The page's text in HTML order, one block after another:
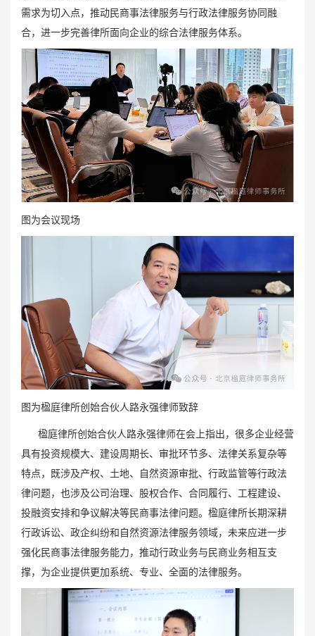
需求为切入点，推动民商事法律服务与行政法律服务协同融
合，进一步完善律所面向企业的综合法律服务体系。
图为会议现场
图为楹庭律所创始合伙人路永强律师致辞
楹庭律所创始合伙人路永强律师在会上指出，很多企业经营
具有投资规模大、建设周期长、审批环节多、法律关系复杂等
特点，既涉及产权、土地、自然资源审批、行政监管等行政法
律问题，也涉及公司治理、股权合作、合同履行、工程建设、
投融资安排和争议解决等民商事法律问题。楹庭律所长期深耕
行政诉讼、政企纠纷和自然资源法律服务领域，未来应进一步
强化民商事法律服务能力，推动行政业务与民商业务相互支
撑，为企业提供更加系统、专业、全面的法律服务。